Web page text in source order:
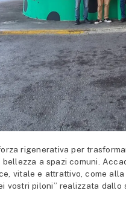
rigenerativa per
a spazi comuni.
vitale e attrattivo, come
vostri piloni” realizzata